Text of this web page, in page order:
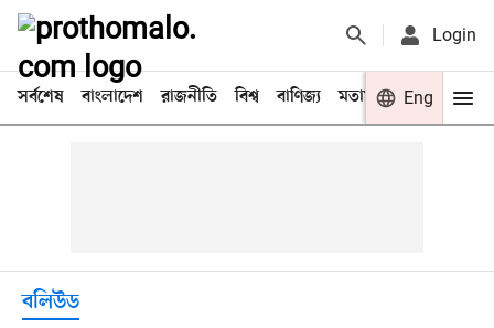
Login
সর্বশেষ বাংলাদেশ রাজনীতি বিশ্ব বাণিজ্য মতামত খেলা
Eng
বলিউড